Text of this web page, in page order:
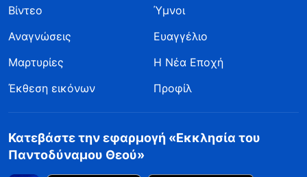
Βίντεο
Ύμνοι
Αναγνώσεις
Ευαγγέλιο
Μαρτυρίες
Η Νέα Εποχή
Έκθεση εικόνων
Προφίλ
Κατεβάστε την εφαρμογή «Εκκλησία του
Παντοδύναμου Θεού»